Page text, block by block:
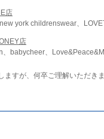
店
york childrenswear、
店
、babycheer、
すが、何卒ご理解いただき